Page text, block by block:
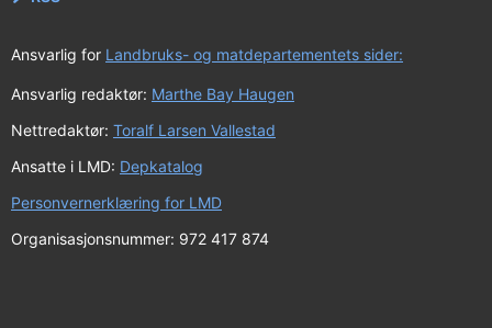
Ansvarlig for Landbruks- og matdepartementets sider:
Ansvarlig redaktør: Marthe Bay Haugen
Nettredaktør: Toralf Larsen Vallestad
Ansatte i LMD: Depkatalog
Personvernerklæring for LMD
Organisasjonsnummer: 972 417 874